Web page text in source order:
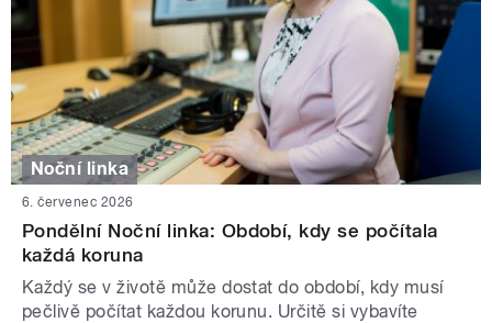
Noční linka
6. červenec 2026
Pondělní Noční linka: Období, kdy se počítala
každá koruna
Každý se v životě může dostat do období, kdy musí
pečlivě počítat každou korunu. Určitě si vybavíte